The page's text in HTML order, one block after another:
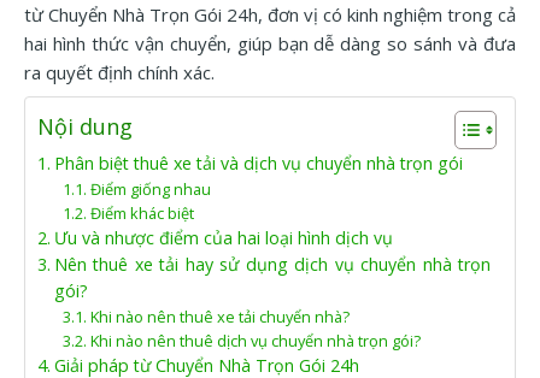
từ Chuyển Nhà Trọn Gói 24h, đơn vị có kinh nghiệm trong cả
hai hình thức vận chuyển, giúp bạn dễ dàng so sánh và đưa
ra quyết định chính xác.
Nội dung
Phân biệt thuê xe tải và dịch vụ chuyển nhà trọn gói
Điểm giống nhau
Điểm khác biệt
Ưu và nhược điểm của hai loại hình dịch vụ
Nên thuê xe tải hay sử dụng dịch vụ chuyển nhà trọn
gói?
Khi nào nên thuê xe tải chuyển nhà?
Khi nào nên thuê dịch vụ chuyển nhà trọn gói?
Giải pháp từ Chuyển Nhà Trọn Gói 24h